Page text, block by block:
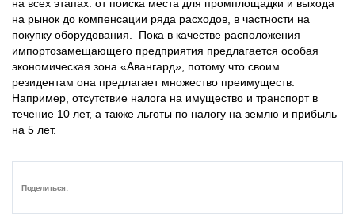
на всех этапах: от поиска места для промплощадки и выхода
на рынок до компенсации ряда расходов, в частности на
покупку оборудования. Пока в качестве расположения
импортозамещающего предприятия предлагается особая
экономическая зона «Авангард», потому что своим
резидентам она предлагает множество преимуществ.
Например, отсутствие налога на имущество и транспорт в
течение 10 лет, а также льготы по налогу на землю и прибыль
на 5 лет.
Поделиться: